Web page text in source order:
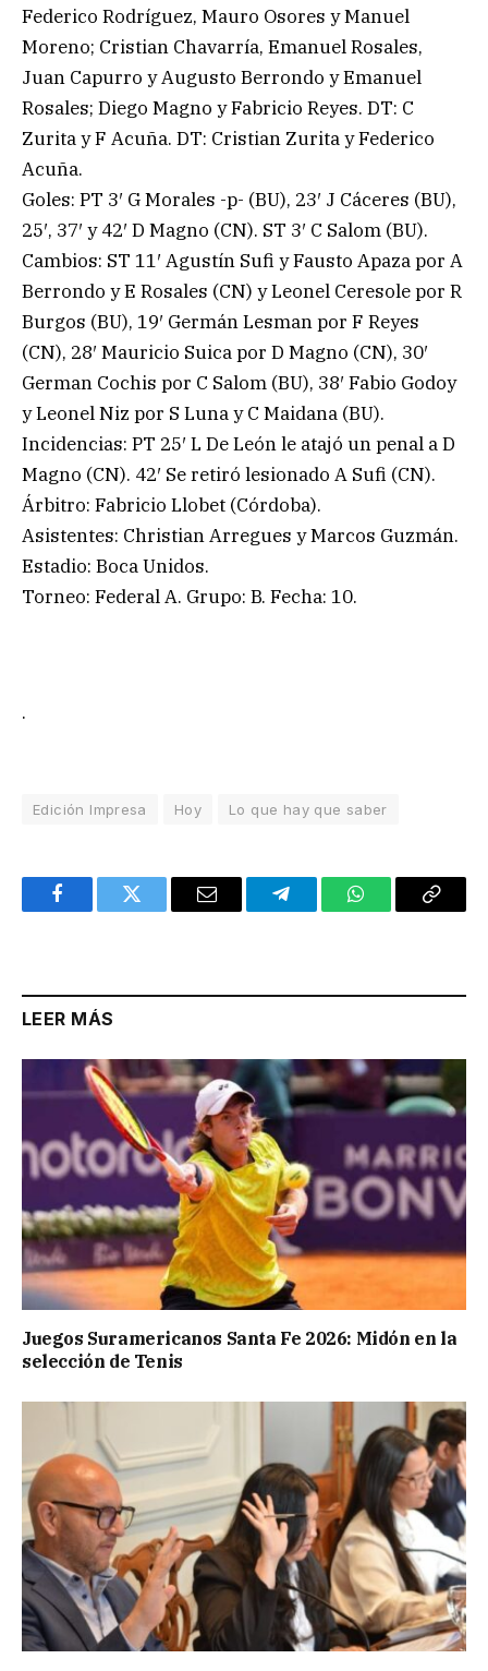
Federico Rodríguez, Mauro Osores y Manuel
Moreno; Cristian Chavarría, Emanuel Rosales,
Juan Capurro y Augusto Berrondo y Emanuel
Rosales; Diego Magno y Fabricio Reyes. DT: C
Zurita y F Acuña. DT: Cristian Zurita y Federico
Acuña.
Goles: PT 3′ G Morales -p- (BU), 23′ J Cáceres (BU),
25′, 37′ y 42′ D Magno (CN). ST 3′ C Salom (BU).
Cambios: ST 11′ Agustín Sufi y Fausto Apaza por A
Berrondo y E Rosales (CN) y Leonel Ceresole por R
Burgos (BU), 19′ Germán Lesman por F Reyes
(CN), 28′ Mauricio Suica por D Magno (CN), 30′
German Cochis por C Salom (BU), 38′ Fabio Godoy
y Leonel Niz por S Luna y C Maidana (BU).
Incidencias: PT 25′ L De León le atajó un penal a D
Magno (CN). 42′ Se retiró lesionado A Sufi (CN).
Árbitro: Fabricio Llobet (Córdoba).
Asistentes: Christian Arregues y Marcos Guzmán.
Estadio: Boca Unidos.
Torneo: Federal A. Grupo: B. Fecha: 10.
.
Edición Impresa Hoy Lo que hay que saber
FacebookTwitter Email TelegramWhatsAppCopy
LEER MÁS
Juegos Suramericanos Santa Fe 2026: Midón en la
selección de Tenis